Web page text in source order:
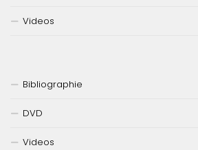
Videos
Bibliographie
DVD
Videos